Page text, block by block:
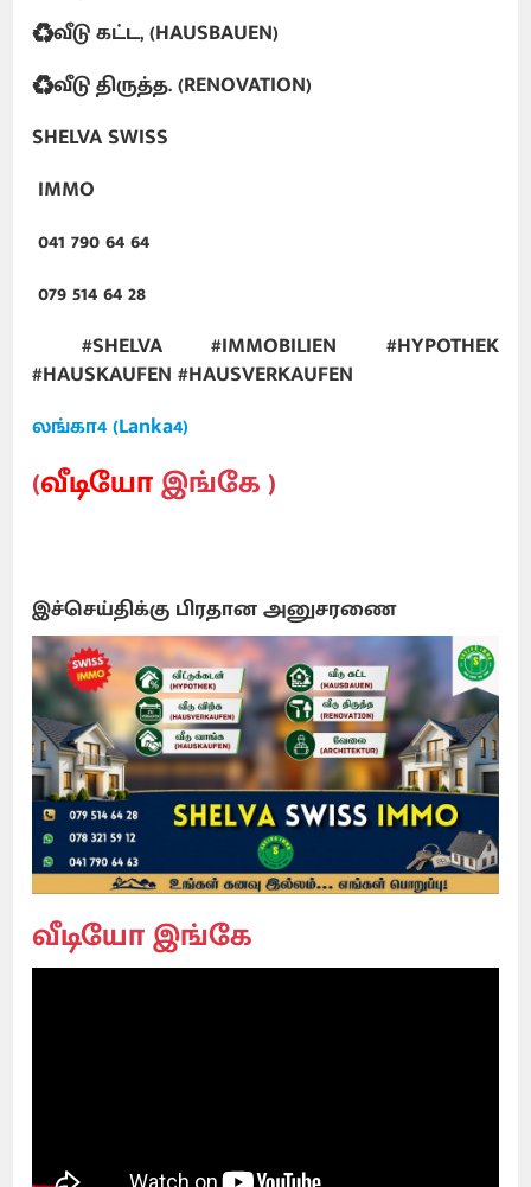
♻️வீடு கட்ட, (HAUSBAUEN)
♻️வீடு திருத்த. (RENOVATION)
SHELVA SWISS
IMMO
041 790 64 64
079 514 64 28
#SHELVA #IMMOBILIEN #HYPOTHEK
#HAUSKAUFEN #HAUSVERKAUFEN
லங்கா4 (Lanka4)
(வீடியோஇங்கே )
இச்செய்திக்கு பிரதான அனுசரணை
வீடியோ இங்கே